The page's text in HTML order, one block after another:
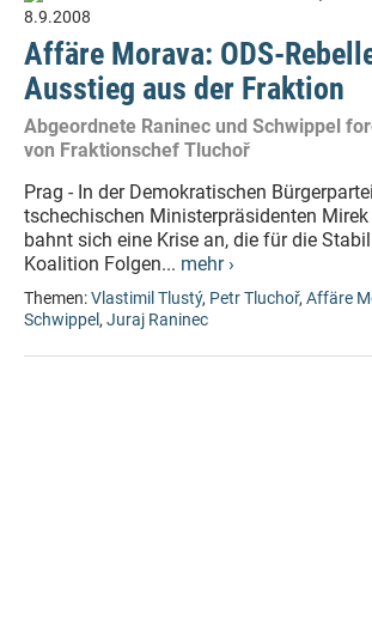
8.9.2008
Affäre Morava: ODS-
Ausstieg aus der Fraktion
Abgeordnete Raninec und Schwippel
von Fraktionschef Tluchoř
Prag - In der Demokratischen
tschechischen Ministerpräsidenten
bahnt sich eine Krise an, die für die
Koalition Folgen... mehr ›
Themen:Vlastimil Tlustý, Petr Tluchoř, Affäre
Schwippel, Juraj Raninec